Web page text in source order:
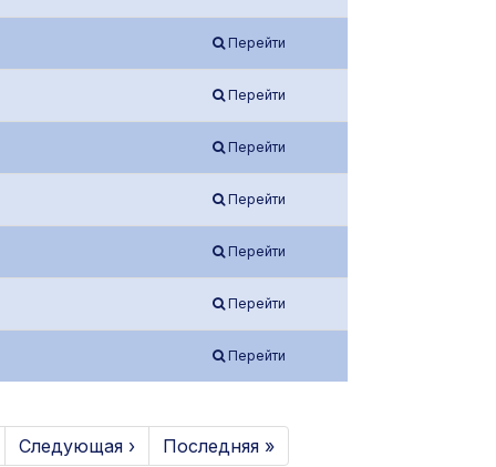
Перейти
Перейти
Перейти
Перейти
Перейти
Перейти
Перейти
Следующая › Последняя »